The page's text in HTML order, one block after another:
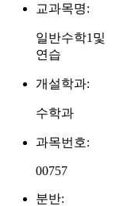
교과목명:
일반수학1및
연습
개설학과:
수학과
과목번호:
00757
분반: